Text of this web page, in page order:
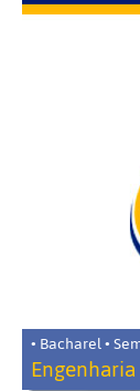
• Bacharel •